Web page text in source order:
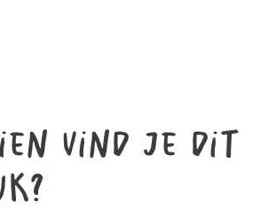
vind je dit